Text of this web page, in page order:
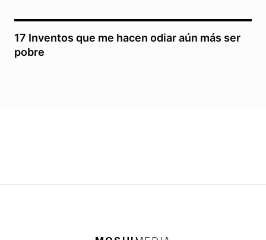
17 Inventos que me hacen odiar aún más ser
pobre